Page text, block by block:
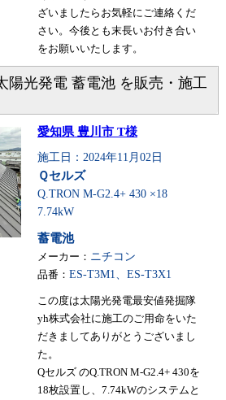
ざいましたらお気軽にご連絡くだ
さい。今後とも末長いお付き合い
をお願いいたします。
陽光発電 蓄電池 を販売・施工
愛知県 豊川市 T様
施工日：2024年11月02日
Ｑセルズ
Q.TRON M-G2.4+ 430 ×18
7.74kW
蓄電池
メーカー： ニチコン
品番： ES-T3M1、ES-T3X1
この度は太陽光発電最安値発掘隊
yh株式会社に施工のご用命をいた
だきましてありがとうございまし
た。
Qセルズ のQ.TRON M-G2.4+ 430を
18枚設置し、7.74kWのシステムと